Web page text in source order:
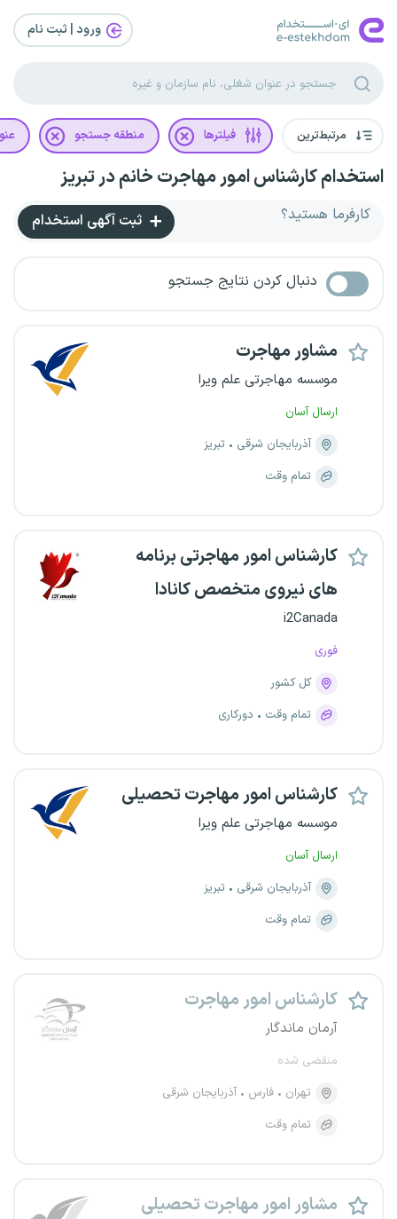
ورود | ثبت‌ نام
مرتبط‌ترین فیلترها منطقه جستجو
استخدام کارشناس امور مهاجرت خانم در تبریز
کارفرما هستید؟ ثبت آگهی استخدام
دنبال کردن نتایج جستجو
مشاور مهاجرت
موسسه مهاجرتی علم ویرا
ارسال آسان
آذربایجان شرقی
تبریز
تمام وقت
کارشناس امور مهاجرتی برنامه
های نیروی متخصص کانادا
i2Canada
فوری
کل کشور
تمام وقت
دورکاری
کارشناس امور مهاجرت تحصیلی
موسسه مهاجرتی علم ویرا
ارسال آسان
آذربایجان شرقی
تبریز
تمام وقت
کارشناس امور مهاجرت
آرمان ماندگار
منقضی شده
تهران
فارس
آذربایجان شرقی
تمام وقت
مشاور امور مهاجرت تحصیلی